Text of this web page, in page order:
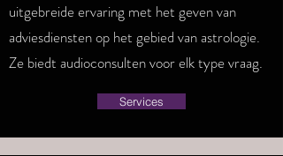
uitgebreide ervaring met het geven van
adviesdiensten op het gebied van astrologie.
Ze biedt audioconsulten voor elk type vraag.
Services